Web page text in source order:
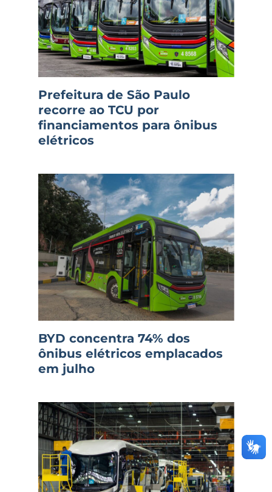
Prefeitura de São Paulo
recorre ao TCU por
financiamentos para ônibus
elétricos
BYD concentra 74% dos
ônibus elétricos emplacados
em julho